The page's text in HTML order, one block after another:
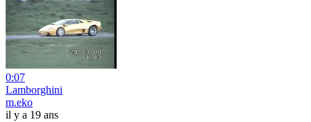
0:07
Lamborghini
m.eko
il y a 19 ans